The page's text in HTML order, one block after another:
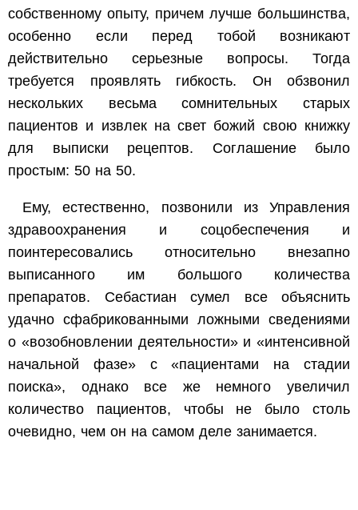
собственному опыту, причем лучше большинства,
особенно если перед тобой возникают
действительно серьезные вопросы. Тогда
требуется проявлять гибкость. Он обзвонил
нескольких весьма сомнительных старых
пациентов и извлек на свет божий свою книжку
для выписки рецептов. Соглашение было
простым: 50 на 50.
Ему, естественно, позвонили из Управления
здравоохранения и соцобеспечения и
поинтересовались относительно внезапно
выписанного им большого количества
препаратов. Себастиан сумел все объяснить
удачно сфабрикованными ложными сведениями
о «возобновлении деятельности» и «интенсивной
начальной фазе» с «пациентами на стадии
поиска», однако все же немного увеличил
количество пациентов, чтобы не было столь
очевидно, чем он на самом деле занимается.